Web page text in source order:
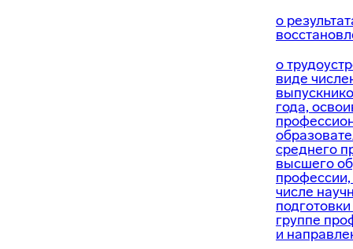
о
о
виде
года,
среднего
высшего
числе
группе
и